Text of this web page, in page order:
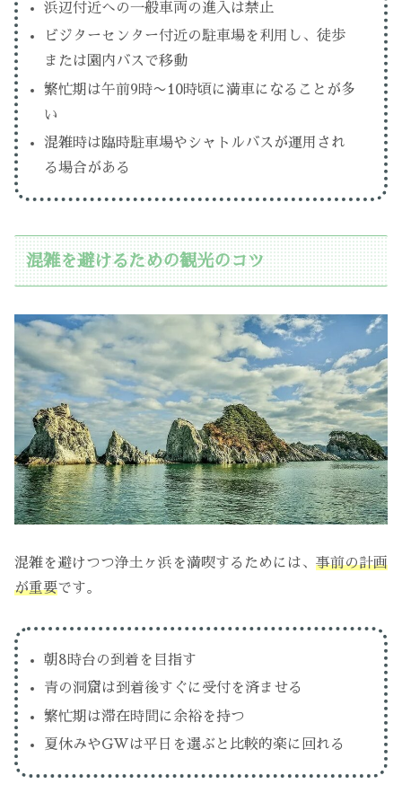
浜辺付近への一般車両の進入は禁止
ビジターセンター付近の駐車場を利用し、徒歩
または園内バスで移動
繁忙期は午前9時〜10時頃に満車になることが多
い
混雑時は臨時駐車場やシャトルバスが運用され
る場合がある
混雑を避けるための観光のコツ
混雑を避けつつ浄土ヶ浜を満喫するためには、 事前の計画
が重要です。
朝8時台の到着を目指す
青の洞窟は到着後すぐに受付を済ませる
繁忙期は滞在時間に余裕を持つ
夏休みやGWは平日を選ぶと比較的楽に回れる